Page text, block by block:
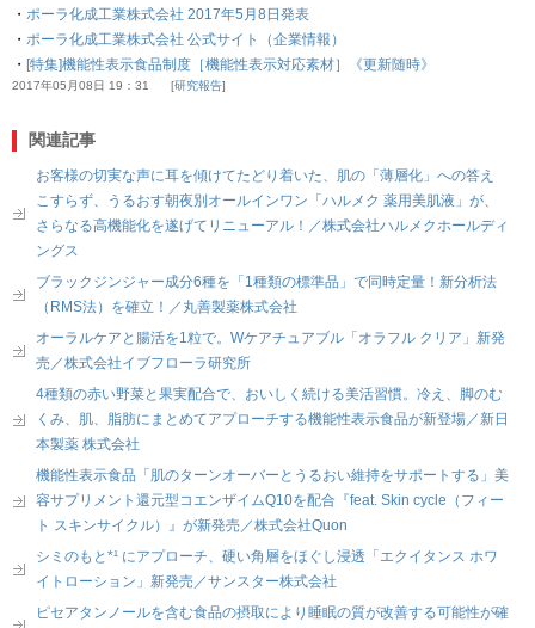
・ ポーラ化成工業株式会社 2017年5月8日発表
・ ポーラ化成工業株式会社 公式サイト（企業情報）
・ [特集]機能性表示食品制度［機能性表示対応素材］《更新随時》
2017年05月08日 19：31 研究報告
関連記事
お客様の切実な声に耳を傾けてたどり着いた、肌の「薄層化」への答え
こすらず、うるおす朝夜別オールインワン「ハルメク 薬用美肌液」が、
さらなる高機能化を遂げてリニューアル！／株式会社ハルメクホールディ
ングス
ブラックジンジャー成分6種を「1種類の標準品」で同時定量！新分析法
（RMS法）を確立！／丸善製薬株式会社
オーラルケアと腸活を1粒で。Wケアチュアブル「オラフル クリア」新発
売／株式会社イブフローラ研究所
4種類の赤い野菜と果実配合で、おいしく続ける美活習慣。冷え、脚のむ
くみ、肌、脂肪にまとめてアプローチする機能性表示食品が新登場／新日
本製薬 株式会社
機能性表示食品「肌のターンオーバーとうるおい維持をサポートする」美
容サプリメント還元型コエンザイムQ10を配合『feat. Skin cycle（フィー
ト スキンサイクル）』が新発売／株式会社Quon
シミのもと*¹ にアプローチ、硬い角層をほぐし浸透「エクイタンス ホワ
イトローション」新発売／サンスター株式会社
ピセアタンノールを含む食品の摂取により睡眠の質が改善する可能性が確